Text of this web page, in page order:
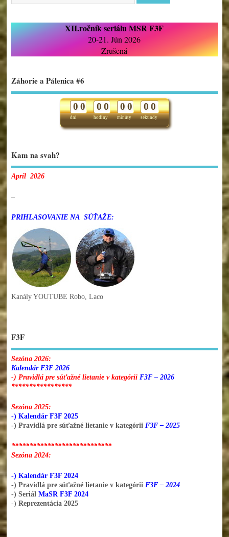
XII.ročník seriálu MSR F3F
20-21. Jún 2026
Zrušená
Záhorie a Pálenica #6
dni
0 0
hodiny
0 0
minúty
0 0
sekundy
0 0
Kam na svah?
Apríl 2026
–
PRIHLASOVANIE NA SÚŤAŽE:
Kanály YOUTUBE Robo, Laco
F3F
Sezóna 2026:
Kalendár F3F 2026
-) Pravidlá pre súťažné lietanie v kategórii F3F – 2026
*****************
Sezóna 2025:
-) Kalendár F3F 2025
-) Pravidlá pre súťažné lietanie v kategórii F3F – 2025
****************************
Sezóna 2024:
-) Kalendár F3F 2024
-) Pravidlá pre súťažné lietanie v kategórii F3F – 2024
-) Seriál MaSR F3F 2024
-) Reprezentácia 2025